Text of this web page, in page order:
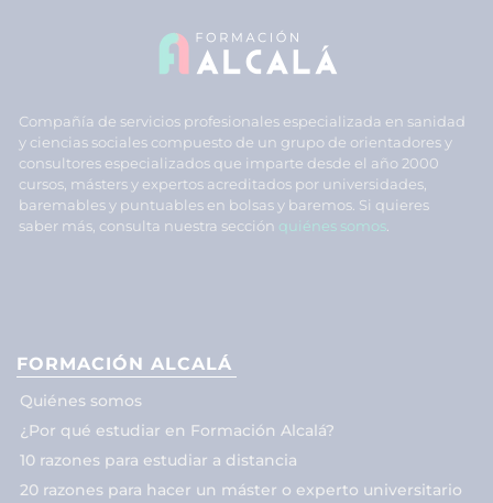
Compañía de servicios profesionales especializada en sanidad
y ciencias sociales compuesto de un grupo de orientadores y
consultores especializados que imparte desde el año 2000
cursos, másters y expertos acreditados por universidades,
baremables y puntuables en bolsas y baremos. Si quieres
saber más, consulta nuestra sección quiénes somos
FORMACIÓN ALCALÁ
Quiénes somos
¿Por qué estudiar en Formación Alcalá?
10 razones para estudiar a distancia
20 razones para hacer un máster o experto universitario